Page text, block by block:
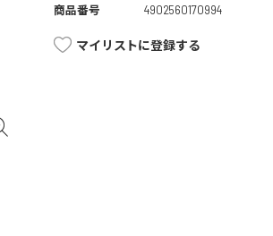
商品番号
4902560170994
マイリストに登録する